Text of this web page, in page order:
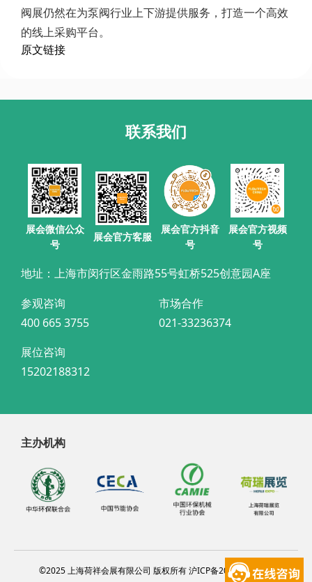
阀展仍然在为泵阀行业上下游提供服务，打造一个高效
的线上采购平台。
原文链接
联系我们
展会微信公众
号
展会官方客服
展会官方抖音
号
展会官方视频
号
地址：上海市闵行区金雨路55号虹桥525创意园A座
参观咨询
400 665 3755
市场合作
021-33236374
展位咨询
15202188312
主办机构
©2025 上海荷祥会展有限公司 版权所有 沪ICP备20012314号-4